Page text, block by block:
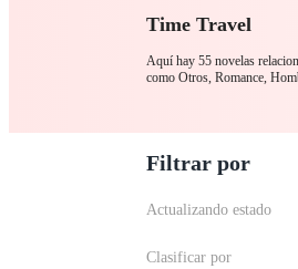
RomanceHombre lobo
Time Travel
Aquí hay 55 novelas
como Otros, Romance,
Filtrar por
Actualizando estado
Clasificar por